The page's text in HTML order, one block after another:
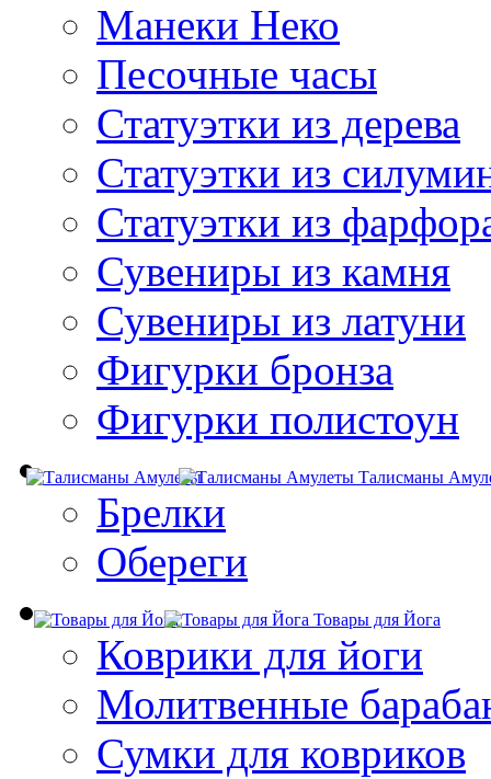
Манеки Неко
Песочные часы
Статуэтки из дерева
Статуэтки из
Статуэтки из
Сувениры из камня
Сувениры из латуни
Фигурки бронза
Фигурки полистоун
Талисманы
Брелки
Обереги
Товары для Йога
Коврики для йоги
Молитвенные
Сумки для ковриков